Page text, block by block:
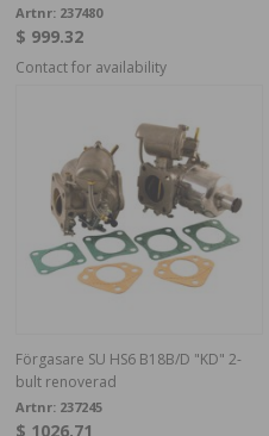
Artnr: 237480
$ 999.32
Contact for availability
Förgasare SU HS6 B18B/D "KD" 2-
bult renoverad
Artnr: 237245
$ 1026.71